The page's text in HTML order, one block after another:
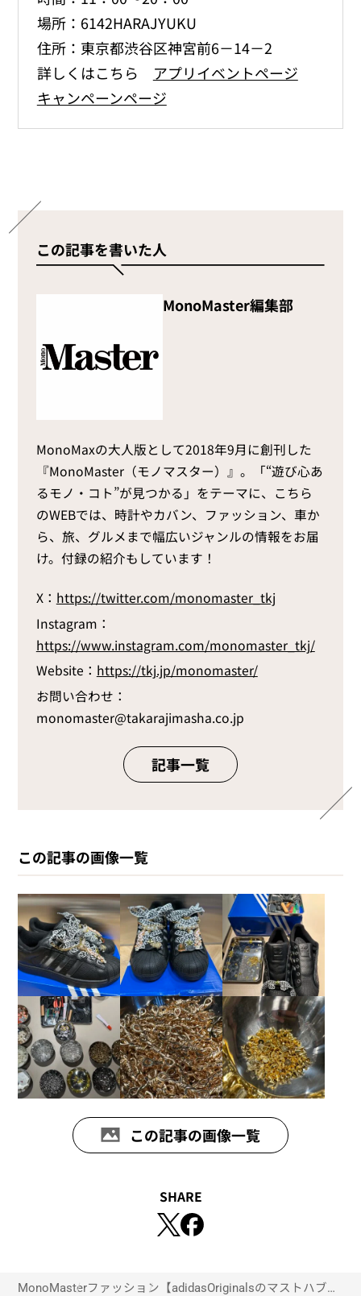
場所：6142HARAJYUKU
住所：東京都渋谷区神宮前6－14－2
詳しくはこちら アプリイベントページ
キャンペーンページ
この記事を書いた人
MonoMaster編集部
MonoMaxの大人版として2018年9月に創刊した
『MonoMaster（モノマスター）』。「“遊び心あ
るモノ・コト”が見つかる」をテーマに、こちら
のWEBでは、時計やカバン、ファッション、車か
ら、旅、グルメまで幅広いジャンルの情報をお届
け。付録の紹介もしています！
X： https://twitter.com/monomaster_tkj
Instagram：
https://www.instagram.com/monomaster_tkj/
Website： https://tkj.jp/monomaster/
お問い合わせ：
monomaster@takarajimasha.co.jp
記事一覧
この記事の画像一覧
この記事の画像一覧
SHARE
MonoMasterファッション 【adidasOriginalsのマストハブ＆